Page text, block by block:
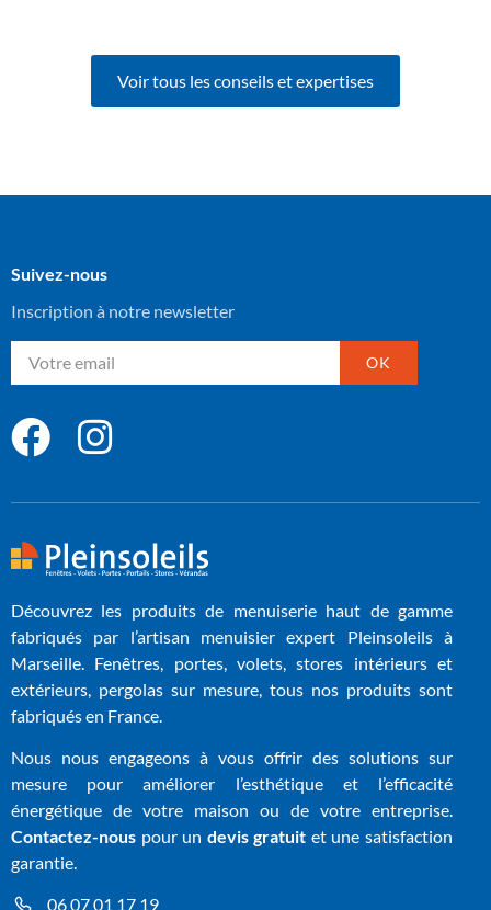
Voir tous les conseils et expertises
Suivez-nous
Inscription à notre newsletter
OK
Découvrez les produits de menuiserie haut de gamme
fabriqués par l’artisan menuisier expert Pleinsoleils à
Marseille. Fenêtres, portes, volets, stores intérieurs et
extérieurs, pergolas sur mesure, tous nos produits sont
fabriqués en France.
Nous nous engageons à vous offrir des solutions sur
mesure pour améliorer l’esthétique et l’efficacité
énergétique de votre maison ou de votre entreprise.
Contactez-nous pour un devis gratuit et une satisfaction
garantie.
06 07 01 17 19